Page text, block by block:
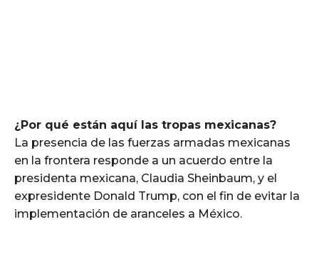
¿Por qué están aquí las tropas mexicanas?
La presencia de las fuerzas armadas mexicanas
en la frontera responde a un acuerdo entre la
presidenta mexicana, Claudia Sheinbaum, y el
expresidente Donald Trump, con el fin de evitar la
implementación de aranceles a México.